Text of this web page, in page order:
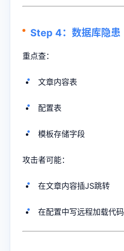
Step 4：数据库隐患
重点查：
文章内容表
配置表
模板存储字段
攻击者可能：
在文章内容插JS跳转
在配置中写远程加载代码